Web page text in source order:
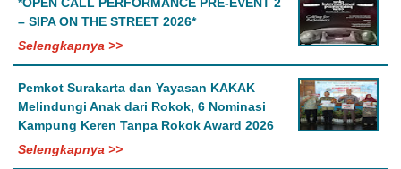
– SIPA ON THE STREET 2026*
Selengkapnya >>
Pemkot Surakarta dan Yayasan KAKAK
Melindungi Anak dari Rokok, 6 Nominasi
Kampung Keren Tanpa Rokok Award 2026
Selengkapnya >>